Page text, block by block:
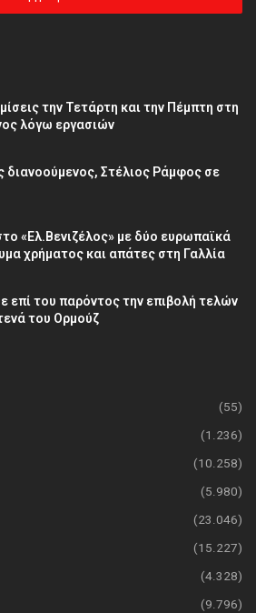
την Τετάρτη και την Πέμπτη στη
λόγω εργασιών
διανοούμενος, Στέλιος Ράμφος σε
«Ελ.Βενιζέλος» με δύο ευρωπαϊκά
χρήματος και απάτες στη Γαλλία
επί του παρόντος την επιβολή τελών
του Ορμούζ
(55)
(1.236)
(10.258)
(5.980)
(23.046)
(15.227)
(4.328)
(9.796)